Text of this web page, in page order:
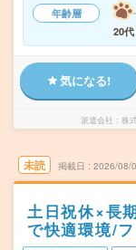
年齢層
20代
気になる!
派遣会社 株
未読 掲載日 2026/08/
土日祝休×長
で快適環境/